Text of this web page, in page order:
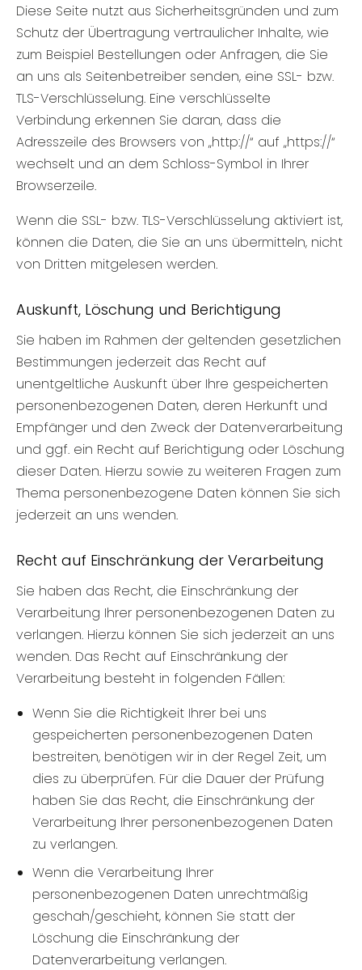
Diese Seite nutzt aus Sicherheitsgründen und zum
Schutz der Übertragung vertraulicher Inhalte, wie
zum Beispiel Bestellungen oder Anfragen, die Sie
an uns als Seitenbetreiber senden, eine SSL- bzw.
TLS-Verschlüsselung. Eine verschlüsselte
Verbindung erkennen Sie daran, dass die
Adresszeile des Browsers von „http://“ auf „https://“
wechselt und an dem Schloss-Symbol in Ihrer
Browserzeile.
Wenn die SSL- bzw. TLS-Verschlüsselung aktiviert ist,
können die Daten, die Sie an uns übermitteln, nicht
von Dritten mitgelesen werden.
Auskunft, Löschung und Berichtigung
Sie haben im Rahmen der geltenden gesetzlichen
Bestimmungen jederzeit das Recht auf
unentgeltliche Auskunft über Ihre gespeicherten
personenbezogenen Daten, deren Herkunft und
Empfänger und den Zweck der Datenverarbeitung
und ggf. ein Recht auf Berichtigung oder Löschung
dieser Daten. Hierzu sowie zu weiteren Fragen zum
Thema personenbezogene Daten können Sie sich
jederzeit an uns wenden.
Recht auf Einschränkung der Verarbeitung
Sie haben das Recht, die Einschränkung der
Verarbeitung Ihrer personenbezogenen Daten zu
verlangen. Hierzu können Sie sich jederzeit an uns
wenden. Das Recht auf Einschränkung der
Verarbeitung besteht in folgenden Fällen:
Wenn Sie die Richtigkeit Ihrer bei uns
gespeicherten personenbezogenen Daten
bestreiten, benötigen wir in der Regel Zeit, um
dies zu überprüfen. Für die Dauer der Prüfung
haben Sie das Recht, die Einschränkung der
Verarbeitung Ihrer personenbezogenen Daten
zu verlangen.
Wenn die Verarbeitung Ihrer
personenbezogenen Daten unrechtmäßig
geschah/geschieht, können Sie statt der
Löschung die Einschränkung der
Datenverarbeitung verlangen.